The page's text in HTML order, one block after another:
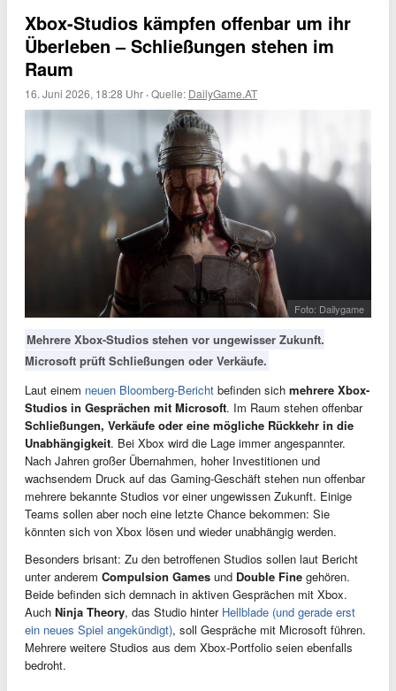
Xbox-Studios kämpfen offenbar um ihr
Überleben – Schließungen stehen im
Raum
16. Juni 2026, 18:28 Uhr ·Quelle: DailyGame.AT
Foto: Dailygame
Mehrere Xbox-Studios stehen vor ungewisser Zukunft.
Microsoft prüft Schließungen oder Verkäufe.
Laut einem neuen Bloomberg-Bericht befinden sich mehrere Xbox-
Studios in Gesprächen mit Microsoft. Im Raum stehen offenbar
Schließungen, Verkäufe oder eine mögliche Rückkehr in die
Unabhängigkeit. Bei Xbox wird die Lage immer angespannter.
Nach Jahren großer Übernahmen, hoher Investitionen und
wachsendem Druck auf das Gaming-Geschäft stehen nun offenbar
mehrere bekannte Studios vor einer ungewissen Zukunft. Einige
Teams sollen aber noch eine letzte Chance bekommen: Sie
könnten sich von Xbox lösen und wieder unabhängig werden.
Besonders brisant: Zu den betroffenen Studios sollen laut Bericht
unter anderem Compulsion Games und Double Fine gehören.
Beide befinden sich demnach in aktiven Gesprächen mit Xbox.
Auch Ninja Theory, das Studio hinter Hellblade (und gerade erst
ein neues Spiel angekündigt), soll Gespräche mit Microsoft führen.
Mehrere weitere Studios aus dem Xbox-Portfolio seien ebenfalls
bedroht.